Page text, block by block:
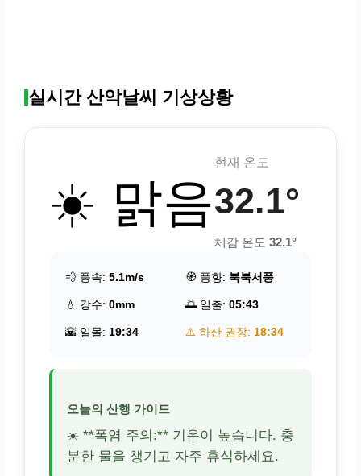
실시간 산악날씨 기상상황
☀️ 맑음
현재 온도
32.1°
체감 온도 32.1°
💨 풍속: 5.1m/s 🧭 풍향: 북북서풍
💧 강수: 0mm 🌅 일출: 05:43
🌇 일몰: 19:34 ⚠️ 하산 권장: 18:34
오늘의 산행 가이드
☀️ **폭염 주의:** 기온이 높습니다. 충
분한 물을 챙기고 자주 휴식하세요.